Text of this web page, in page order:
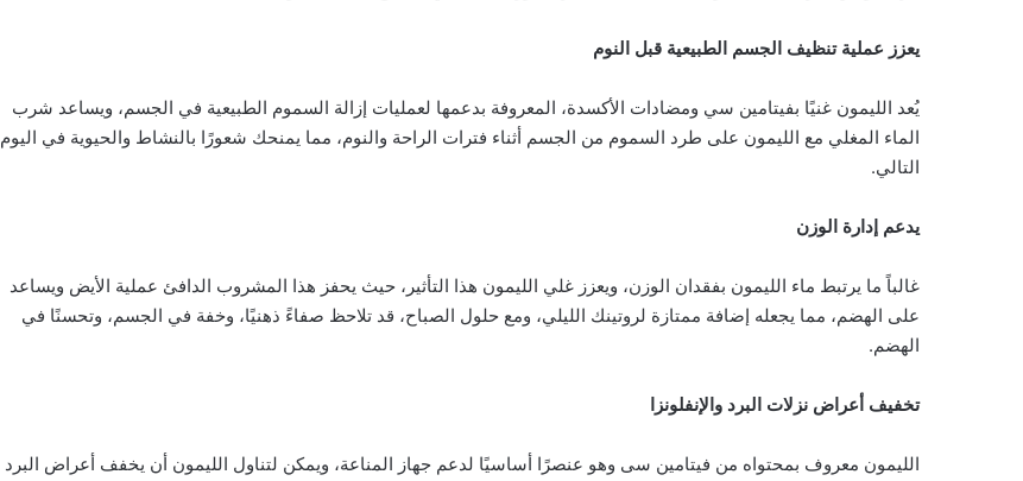
يعزز عملية تنظيف الجسم الطبيعية قبل النوم
يُعد الليمون غنيًا بفيتامين سي ومضادات الأكسدة، المعروفة بدعمها لعمليات إزالة السموم الطبيعية في الجسم، ويساعد شرب
الماء المغلي مع الليمون على طرد السموم من الجسم أثناء فترات الراحة والنوم، مما يمنحك شعورًا بالنشاط والحيوية في اليوم
التالي.
يدعم إدارة الوزن
غالباً ما يرتبط ماء الليمون بفقدان الوزن، ويعزز غلي الليمون هذا التأثير، حيث يحفز هذا المشروب الدافئ عملية الأيض ويساعد
على الهضم، مما يجعله إضافة ممتازة لروتينك الليلي، ومع حلول الصباح، قد تلاحظ صفاءً ذهنيًا، وخفة في الجسم، وتحسنًا في
الهضم.
تخفيف أعراض نزلات البرد والإنفلونزا
الليمون معروف بمحتواه من فيتامين سى وهو عنصرًا أساسيًا لدعم جهاز المناعة، ويمكن لتناول الليمون أن يخفف أعراض البرد